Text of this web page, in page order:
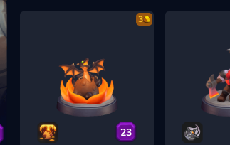
3
23